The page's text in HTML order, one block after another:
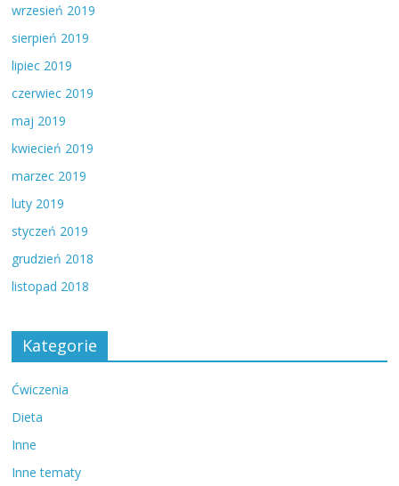
wrzesień 2019
sierpień 2019
lipiec 2019
czerwiec 2019
maj 2019
kwiecień 2019
marzec 2019
luty 2019
styczeń 2019
grudzień 2018
listopad 2018
Kategorie
Ćwiczenia
Dieta
Inne
Inne tematy